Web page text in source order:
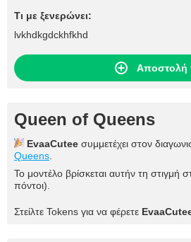
Τι με ξενερώνει:
lvkhdkgdckhfkhd
Αποστολή
Queen of Queens
EvaaCutee συμμετέχει στον
Queens
Το μοντέλο βρίσκεται αυτήν τη στιγμή
πόντοι).
Στείλτε Tokens για να φέρετε